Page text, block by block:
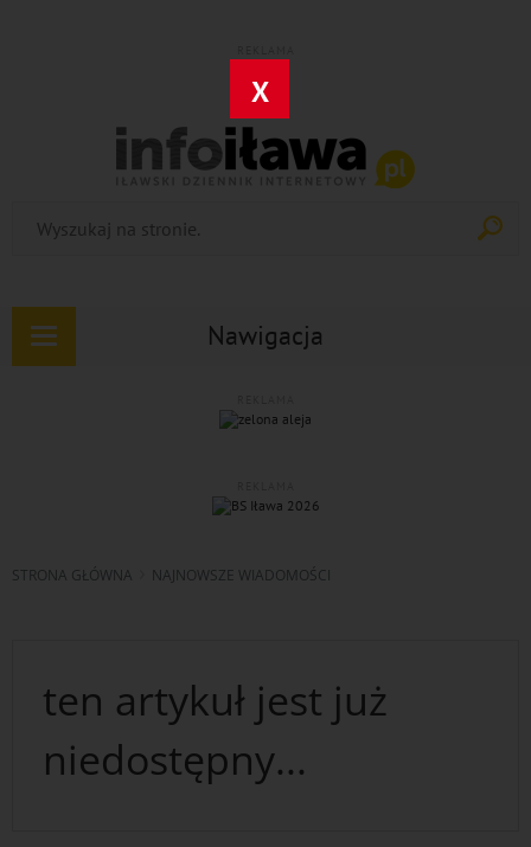
X
Nawigacja
Rozwiń
STRONA GŁÓWNA NAJNOWSZE WIADOMOŚCI
ten artykuł jest już
niedostępny...